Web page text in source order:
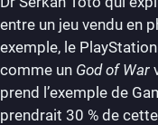
entre un jeu vendu en
exemple, le
comme un God of War
prend l’exemple de
prendrait 30 % de